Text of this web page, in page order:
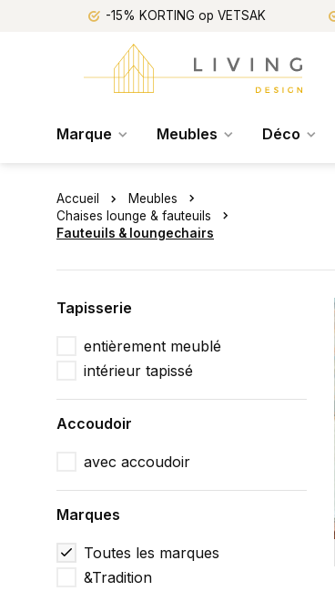
-15% KORTING op VETSAK
Marque Meubles Déco
Accueil
Meubles
Chaises lounge & fauteuils
Fauteuils & loungechairs
Tapisserie
entièrement meublé
intérieur tapissé
Accoudoir
avec accoudoir
Marques
Toutes les marques
&Tradition